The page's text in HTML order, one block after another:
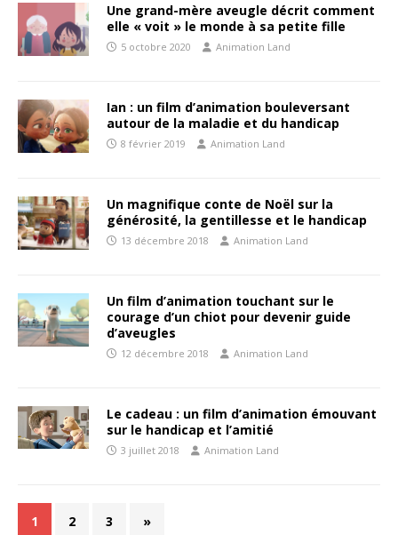
Une grand-mère aveugle décrit comment
elle « voit » le monde à sa petite fille
5 octobre 2020 Animation Land
Ian : un film d’animation bouleversant
autour de la maladie et du handicap
8 février 2019 Animation Land
Un magnifique conte de Noël sur la
générosité, la gentillesse et le handicap
13 décembre 2018 Animation Land
Un film d’animation touchant sur le
courage d’un chiot pour devenir guide
d’aveugles
12 décembre 2018 Animation Land
Le cadeau : un film d’animation émouvant
sur le handicap et l’amitié
3 juillet 2018 Animation Land
1 2 3 »